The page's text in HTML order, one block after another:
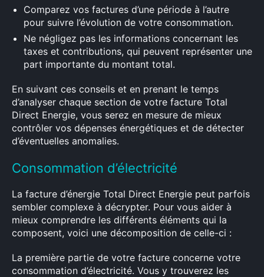
Comparez vos factures d’une période à l’autre
pour suivre l’évolution de votre consommation.
Ne négligez pas les informations concernant les
taxes et contributions, qui peuvent représenter une
part importante du montant total.
En suivant ces conseils et en prenant le temps
d’analyser chaque section de votre facture Total
Direct Energie, vous serez en mesure de mieux
contrôler vos dépenses énergétiques et de détecter
d’éventuelles anomalies.
Consommation d’électricité
La facture d’énergie Total Direct Energie peut parfois
sembler complexe à décrypter. Pour vous aider à
mieux comprendre les différents éléments qui la
composent, voici une décomposition de celle-ci :
La première partie de votre facture concerne votre
consommation d’électricité. Vous y trouverez les